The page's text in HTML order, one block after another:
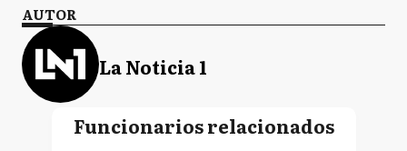
AUTOR
La Noticia 1
Funcionarios relacionados